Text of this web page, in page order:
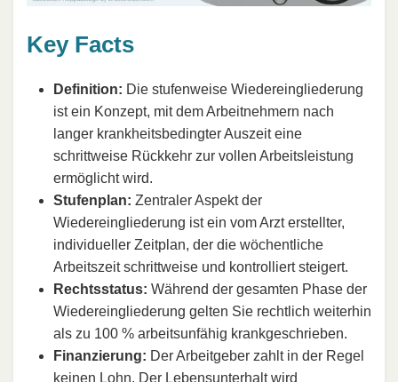
Key Facts
Definition: Die stufenweise Wiedereingliederung
ist ein Konzept, mit dem Arbeitnehmern nach
langer krankheitsbedingter Auszeit eine
schrittweise Rückkehr zur vollen Arbeitsleistung
ermöglicht wird.
Stufenplan: Zentraler Aspekt der
Wiedereingliederung ist ein vom Arzt erstellter,
individueller Zeitplan, der die wöchentliche
Arbeitszeit schrittweise und kontrolliert steigert.
Rechtsstatus: Während der gesamten Phase der
Wiedereingliederung gelten Sie rechtlich weiterhin
als zu 100 % arbeitsunfähig krankgeschrieben.
Finanzierung: Der Arbeitgeber zahlt in der Regel
keinen Lohn. Der Lebensunterhalt wird